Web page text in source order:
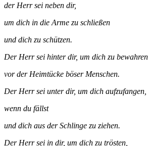
der Herr sei neben dir,
um dich in die Arme zu schließen
und dich zu schützen.
Der Herr sei hinter dir, um dich zu bewahren
vor der Heimtücke böser Menschen.
Der Herr sei unter dir, um dich aufzufangen,
wenn du fällst
und dich aus der Schlinge zu ziehen.
Der Herr sei in dir, um dich zu trösten,